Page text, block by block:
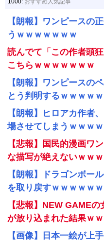
1000: おすすめ人気記事
【朗報】ワンピースの
うｗｗｗｗｗｗｗ
読んでて「この作者頭
こちらｗｗｗｗｗｗｗ
【朗報】ワンピースの
とう判明するｗｗｗｗｗ
【朗報】ヒロアカ作者
場させてしまうｗｗｗｗ
【悲報】国民的漫画ワ
な描写が絶えないｗｗ
【朗報】ドラゴンボー
を取り戻すｗｗｗｗｗｗ
【悲報】NEW GAME
が放り込まれた結果ｗ
【画像】日本一絵が上